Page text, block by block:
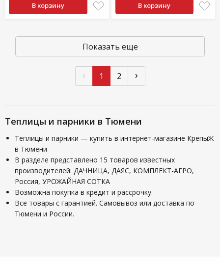
В корзину В корзину
Показать еще
‹ 1 2 ›
Теплицы и парники в Тюмени
Теплицы и парники — купить в интернет-магазине КрепыЖ
в Тюмени
В разделе представлено 15 товаров известных
производителей: ДАЧНИЦА, ДАЯС, КОМПЛЕКТ-АГРО,
Россия, УРОЖАЙНАЯ СОТКА
Возможна покупка в кредит и рассрочку.
Все товары с гарантией. Самовывоз или доставка по
Тюмени и России.